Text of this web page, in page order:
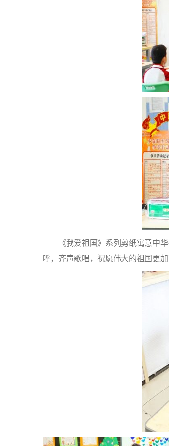
《我爱祖国》系列剪纸寓意中
呼，齐声歌唱，祝愿伟大的祖国更加